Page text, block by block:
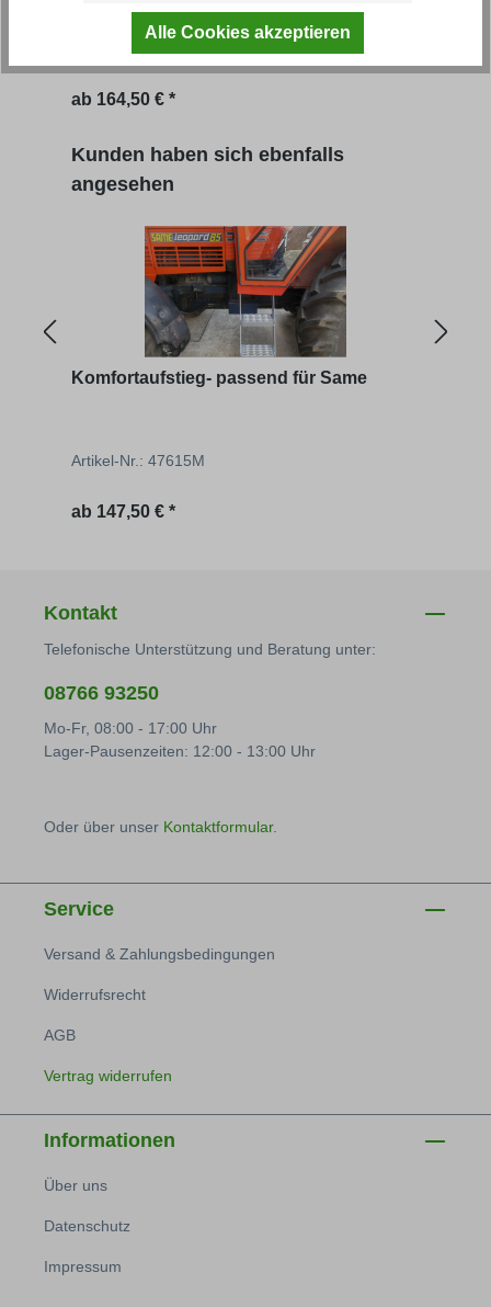
Auswahl!
ab 164,50 € *
Produktgalerie überspringen
Kunden haben sich ebenfalls
angesehen
Komfortaufstieg- passend für Same
Artikel-Nr.: 47615M
Regulärer Preis:
ab 147,50 € *
Kontakt
Telefonische Unterstützung und Beratung unter:
08766 93250
Mo-Fr, 08:00 - 17:00 Uhr
Lager-Pausenzeiten: 12:00 - 13:00 Uhr
Oder über unser Kontaktformular.
Service
Versand & Zahlungsbedingungen
Widerrufsrecht
AGB
Vertrag widerrufen
Informationen
Über uns
Datenschutz
Impressum
Alle Cookies akzeptieren